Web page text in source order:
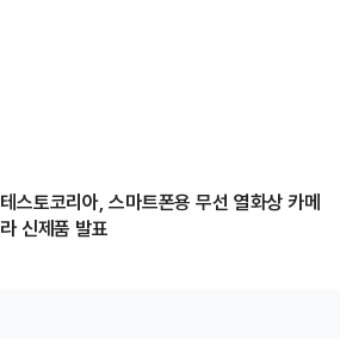
테스토코리아, 스마트폰용 무선 열화상 카메
라 신제품 발표